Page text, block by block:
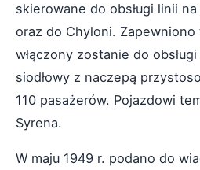
skierowane do obsługi linii
oraz do Chyloni. Zapewniono
włączony zostanie do
siodłowy z naczepą
110 pasażerów. Pojazdowi
Syrena.
W maju 1949 r. podano do